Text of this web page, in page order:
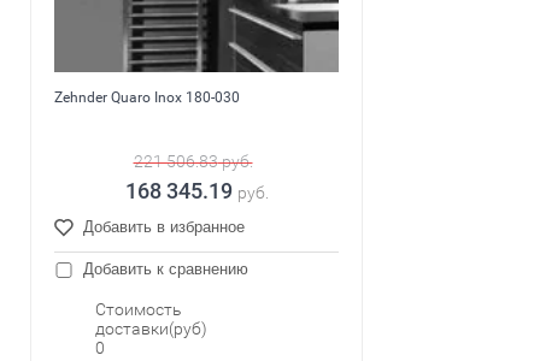
Zehnder Quaro Inox 180-030
221 506.83руб.
168 345.19 руб.
Добавить в избранное
Добавить к сравнению
Стоимость
доставки(руб)
0